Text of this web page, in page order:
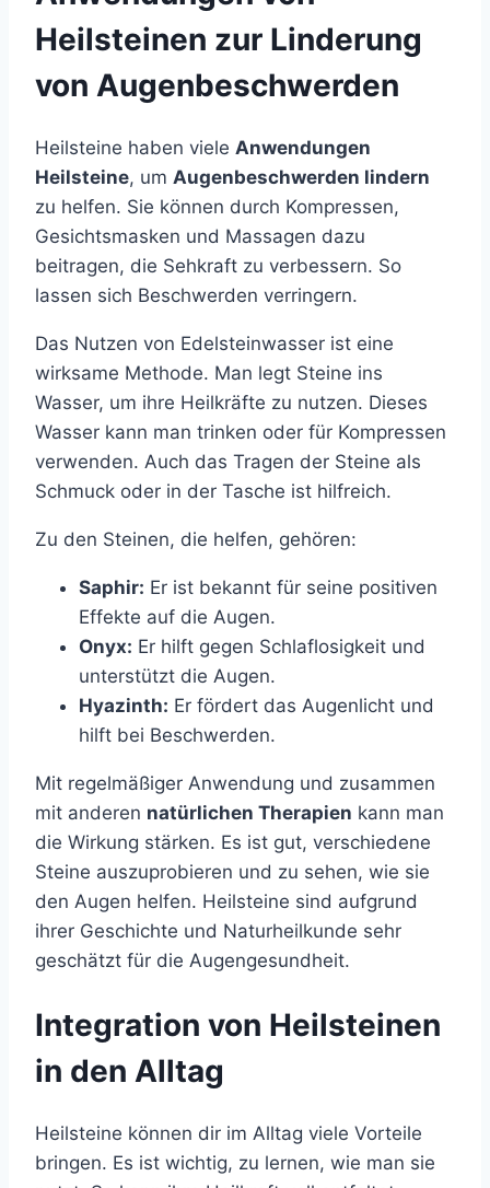
Heilsteinen zur Linderung
von Augenbeschwerden
Heilsteine haben viele Anwendungen
Heilsteine, um Augenbeschwerden lindern
zu helfen. Sie können durch Kompressen,
Gesichtsmasken und Massagen dazu
beitragen, die Sehkraft zu verbessern. So
lassen sich Beschwerden verringern.
Das Nutzen von Edelsteinwasser ist eine
wirksame Methode. Man legt Steine ins
Wasser, um ihre Heilkräfte zu nutzen. Dieses
Wasser kann man trinken oder für Kompressen
verwenden. Auch das Tragen der Steine als
Schmuck oder in der Tasche ist hilfreich.
Zu den Steinen, die helfen, gehören:
Saphir: Er ist bekannt für seine positiven
Effekte auf die Augen.
Onyx: Er hilft gegen Schlaflosigkeit und
unterstützt die Augen.
Hyazinth: Er fördert das Augenlicht und
hilft bei Beschwerden.
Mit regelmäßiger Anwendung und zusammen
mit anderen natürlichen Therapien kann man
die Wirkung stärken. Es ist gut, verschiedene
Steine auszuprobieren und zu sehen, wie sie
den Augen helfen. Heilsteine sind aufgrund
ihrer Geschichte und Naturheilkunde sehr
geschätzt für die Augengesundheit.
Integration von Heilsteinen
in den Alltag
Heilsteine können dir im Alltag viele Vorteile
bringen. Es ist wichtig, zu lernen, wie man sie